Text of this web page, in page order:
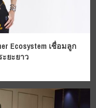
Ecosystem เชื่อมลูก
ยะยาว